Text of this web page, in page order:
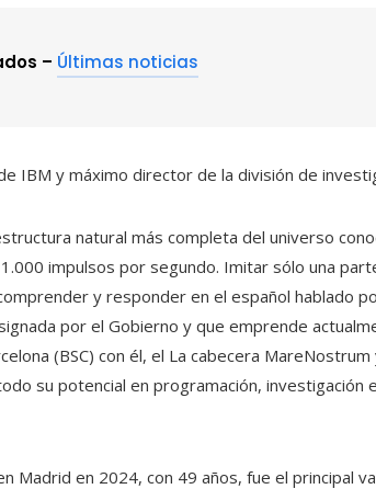
– Últimas noticias
IBM y máximo director de la división de
natural más completa del universo
impulsos por segundo. Imitar sólo una
y responder en el español hablado
por el Gobierno y que emprende
(BSC) con él, el La cabecera
su potencial en programación, investigación
Madrid en 2024, con 49 años, fue el principal